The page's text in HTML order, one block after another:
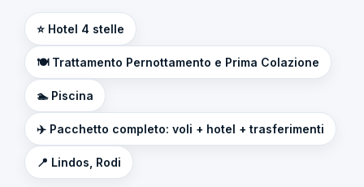
⭐ Hotel 4 stelle
🍽️ Trattamento Pernottamento e Prima Colazione
🏊 Piscina
✈️ Pacchetto completo: voli + hotel + trasferimenti
📍 Lindos, Rodi